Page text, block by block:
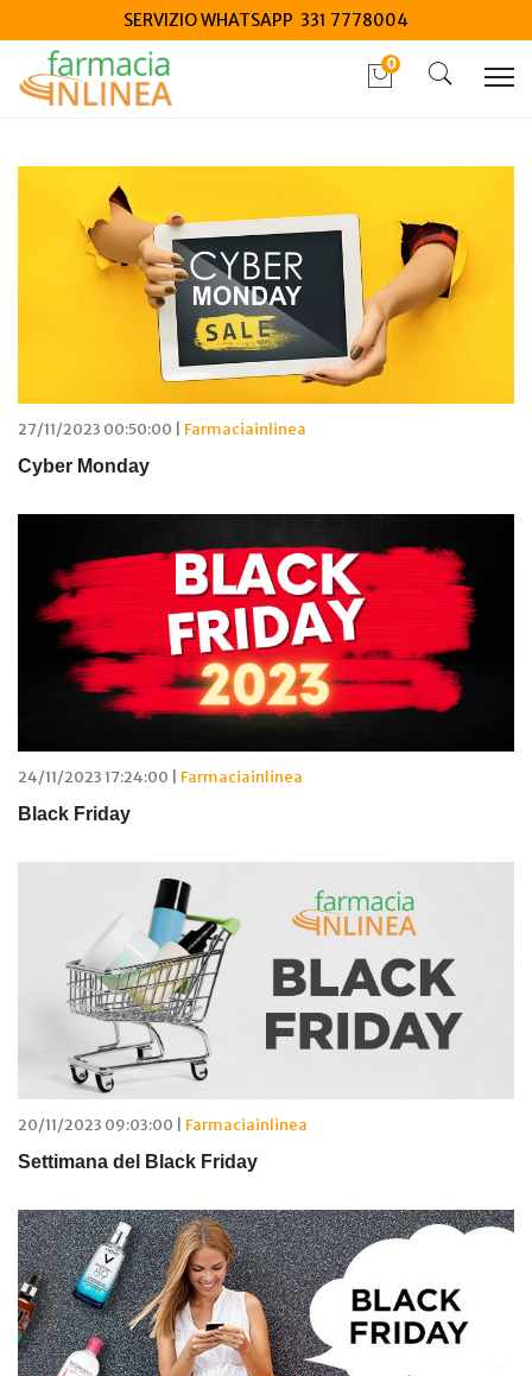
SERVIZIO WHATSAPP 331 7778004
0
27/11/2023 00:50:00 | Farmaciainlinea
Cyber Monday
24/11/2023 17:24:00 | Farmaciainlinea
Black Friday
20/11/2023 09:03:00 | Farmaciainlinea
Settimana del Black Friday